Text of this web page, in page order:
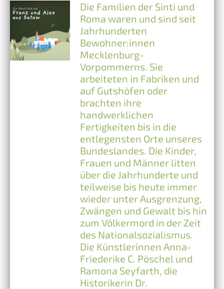
Die Familien der Sinti und
Roma waren und sind seit
Jahrhunderten
Bewohner:innen
Mecklenburg-
Vorpommerns. Sie
arbeiteten in Fabriken und
auf Gutshöfen oder
brachten ihre
handwerklichen
Fertigkeiten bis in die
entlegensten Orte unseres
Bundeslandes. Die Kinder,
Frauen und Männer litten
über die Jahrhunderte und
teilweise bis heute immer
wieder unter Ausgrenzung,
Zwängen und Gewalt bis hin
zum Völkermord in der Zeit
des Nationalsozialismus.
Die Künstlerinnen Anna-
Friederike C. Pöschel und
Ramona Seyfarth, die
Historikerin Dr.